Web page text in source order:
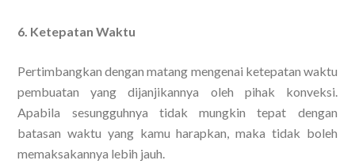
6. Ketepatan Waktu
Pertimbangkan dengan matang mengenai ketepatan waktu
pembuatan yang dijanjikannya oleh pihak konveksi.
Apabila sesungguhnya tidak mungkin tepat dengan
batasan waktu yang kamu harapkan, maka tidak boleh
memaksakannya lebih jauh.